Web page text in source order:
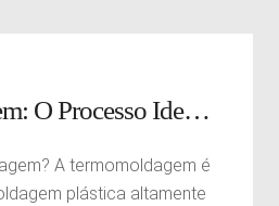
Termomoldagem: O Processo Ideal para Produtos Personalizados e Duráveis
A termomoldagem é
plástica altamente